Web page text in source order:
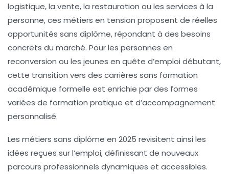
logistique, la vente, la restauration ou les services à la
personne, ces métiers en tension proposent de réelles
opportunités sans diplôme, répondant à des besoins
concrets du marché. Pour les personnes en
reconversion ou les jeunes en quête d’emploi débutant,
cette transition vers des carrières sans formation
académique formelle est enrichie par des formes
variées de formation pratique et d’accompagnement
personnalisé.
Les métiers sans diplôme en 2025 revisitent ainsi les
idées reçues sur l’emploi, définissant de nouveaux
parcours professionnels dynamiques et accessibles.